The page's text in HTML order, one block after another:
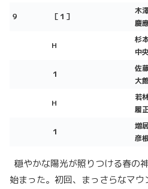
９ ［１］
木
慶
H
杉
中
１
佐
大
H
若
履
１
増
彦
穏やかな陽光が照りつける春の
始まった。初回、まっさらなマウ